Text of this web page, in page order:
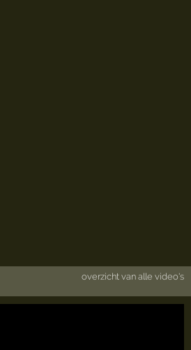
overzicht van alle video's